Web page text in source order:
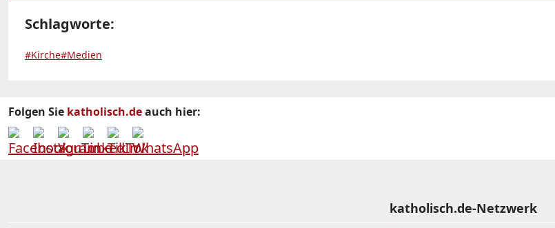
Schlagworte:
#Kirche#Medien
Folgen Sie katholisch.deauch hier:
katholisch.de-Netzwerk